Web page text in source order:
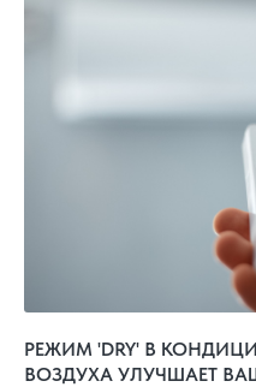
РЕЖИМ 'DRY' В
ВОЗДУХА УЛУЧШАЕТ